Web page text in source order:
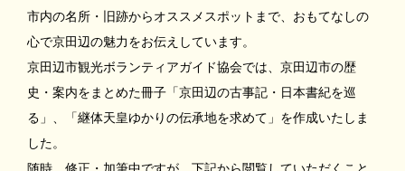
市内の名所・旧跡からオススメスポットまで、おもてなしの
心で京田辺の魅力をお伝えしています。
京田辺市観光ボランティアガイド協会では、京田辺市の歴
史・案内をまとめた冊子「京田辺の古事記・日本書紀を巡
る」、「継体天皇ゆかりの伝承地を求めて」を作成いたしま
した。